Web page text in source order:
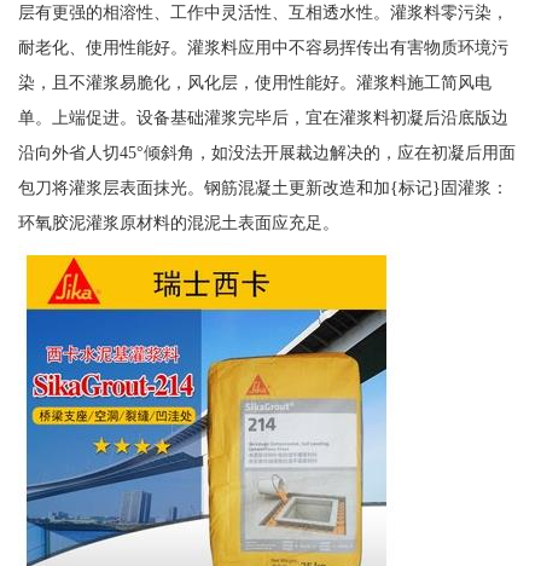
层有更强的相溶性、工作中灵活性、互相透水性。灌浆料零污染，
耐老化、使用性能好。灌浆料应用中不容易挥传出有害物质环境污
染，且不灌浆易脆化，风化层，使用性能好。灌浆料施工简风电
单。上端促进。设备基础灌浆完毕后，宜在灌浆料初凝后沿底版边
沿向外省人切45°倾斜角，如没法开展裁边解决的，应在初凝后用面
包刀将灌浆层表面抹光。钢筋混凝土更新改造和加{标记}固灌浆：
环氧胶泥灌浆原材料的混泥土表面应充足。